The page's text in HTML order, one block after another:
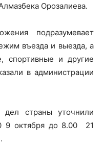
Орозалиева.
подразумевает
въезда и выезда, а
спортивные и другие
в администрации
дел страны уточнили
9 октября до 8.00 21